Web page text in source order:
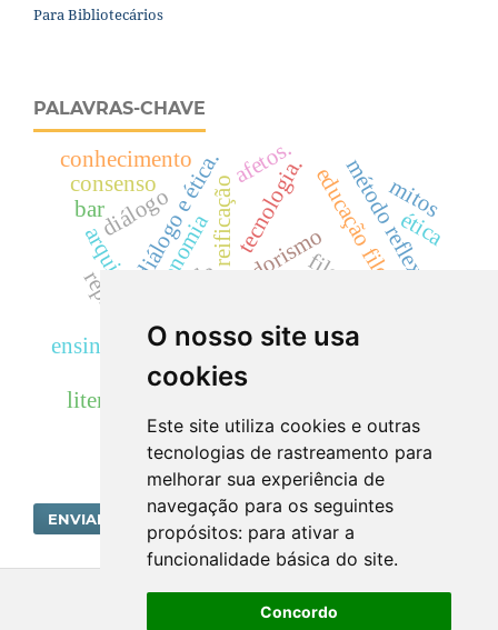
O nosso site usa
cookies
Este site utiliza cookies e outras
tecnologias de rastreamento para
melhorar sua experiência de
navegação para os seguintes
propósitos: para ativar a
funcionalidade básica do site.
Concordo
Para Bibliotecários
PALAVRAS-CHAVE
empreendedorismofilosofia.
reificação educação filosófica.
novos layouts
arquitetura escolar
diálogo e ética. método reflexivo
tecnologia.
fotografia
autonomia pragmatismo
conhecimento
imagem
representação
literatura.
ensino
diálogo
flusser
consenso
rorty
ética
bar mitos
pde
afetos.
ENVIAR SUBMISSÃO